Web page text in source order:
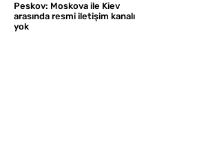
Peskov: Moskova ile Kiev
arasında resmi iletişim kanalı
yok